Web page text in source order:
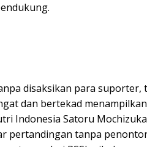
disaksikan para
dan bertekad
Indonesia Satoru
pertandingan tanpa